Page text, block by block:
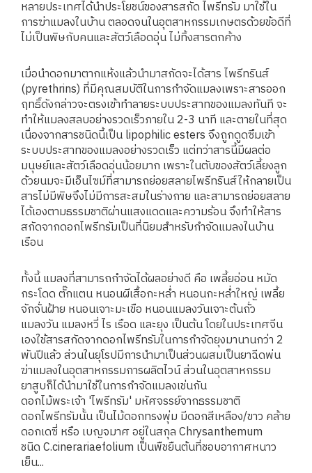
หลายประเทศได้นำประโยชน์ของสารสกัด ไพรีทรัม มาใช้ใน
การฆ่าแมลงในบ้าน ตลอดจนในอุตสาหกรรมเกษตรด้วยข้อดีที่
ไม่เป็นพิษกับคนและสัตว์เลือดอุ่น ไม่ทิ้งสารตกค้าง
เมื่อนำดอกมาตากแห้งแล้วนำมาสกัดจะได้สาร ไพรีทรินส์
(pyrethrins) ที่มีคุณสมบัติในการกำจัดแมลงเพราะสารออก
ฤทธิ์ดังกล่าวจะตรงเข้าทำลายระบบประสาทของแมลงทันที จะ
ทำให้แมลงสลบอย่างรวดเร็วภายใน 2-3 นาที และตายในที่สุด
เนื่องจากสารชนิดนี้เป็น lipophilic esters จึงถูกดูดซึมเข้า
ระบบประสาทของแมลงอย่างรวดเร็ว แต่ทว่าสารนี้มีผลต่อ
มนุษย์และสัตว์เลือดอุ่นน้อยมาก เพราะในตับของสัตว์เลี้ยงลูก
ด้วยนมจะมีเอ็นไซม์ที่สามารถย่อยสลายไพรีทรินส์ให้กลายเป็น
สารไม่มีพิษจึงไม่มีการสะสมในร่างกาย และสามารถย่อยสลาย
ได้เองตามธรรมชาติผ่านแสงแดดและความร้อน จึงทำให้สาร
สกัดจากดอกไพรีทรัมเป็นที่นิยมสำหรับกำจัดแมลงในบ้าน
เรือน
ทั้งนี้ แมลงที่สามารถกำจัดได้ผลอย่างดี คือ เพลี้ยอ่อน หมัด
กระโดด ตั๊กแตน หนอนผีเสื้อกะหล่ำ หนอนกะหล่ำใหญ่ เพลี้ย
จักจั่นฝ้าย หนอนเจาะมะเขือ หนอนแมลงวันเจาะต้นถั่ว
แมลงวัน แมลงหวี่ ไร เรือด และยุง เป็นต้น โดยในประเทศจีน
เองใช้สารสกัดจากดอกไพรีทรัมในการกำจัดยุงมานานกว่า 2
พันปีแล้ว ส่วนในยุโรปมีการนำมาเป็นส่วนผสมเป็นยาฉีดพ่น
ฆ่าแมลงในอุตสาหกรรมการผลิตไวน์ ส่วนในอุตสาหกรรม
ยาสูบก็ได้นำมาใช้ในการกำจัดแมลงเช่นกัน
ดอกไม้พระเจ้า 'ไพรีทรัม' มหัศจรรย์จากธรรมชาติ
ดอกไพรีทรัมนั้น เป็นไม้ดอกทรงพุ่ม มีดอกสีเหลือง/ขาว คล้าย
ดอกเดซี่ หรือ เบญจมาศ อยู่ในสกุล Chrysanthemum
ชนิด C.cinerariaefolium เป็นพืชยืนต้นที่ชอบอากาศหนาว
เย็น...